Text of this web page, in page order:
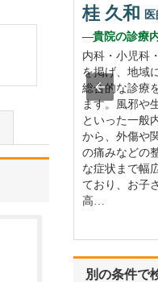
別の条件で
桂 久和
貴院の診療
内科・小児科
を掲げ、地域
総合的な診療
ます。風邪や
といった一般
から、外傷や
の痛みなどの
な症状まで幅
ており、お子
高…